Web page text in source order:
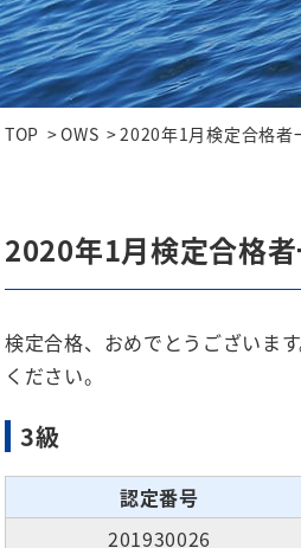
TOP OWS 2020年1月検定合格者
2020年1月検定合格
検定合格、おめでとうございま
ください。
3級
認定番号
201930026